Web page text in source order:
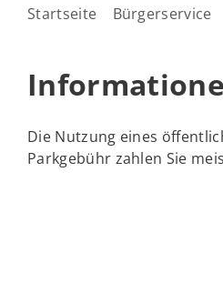
Startseite Bürgerservice
Die Nutzung eines
Parkgebühr zahlen Sie